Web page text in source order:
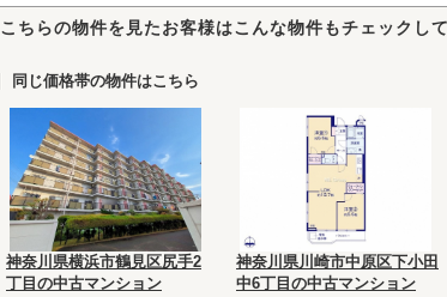
こちらの物件を見たお客様はこんな物件もチェックして
同じ価格帯の物件はこちら
神奈川県横浜市鶴見区尻手2
丁目の中古マンション
神奈川県川崎市中原区下小田
中6丁目の中古マンション